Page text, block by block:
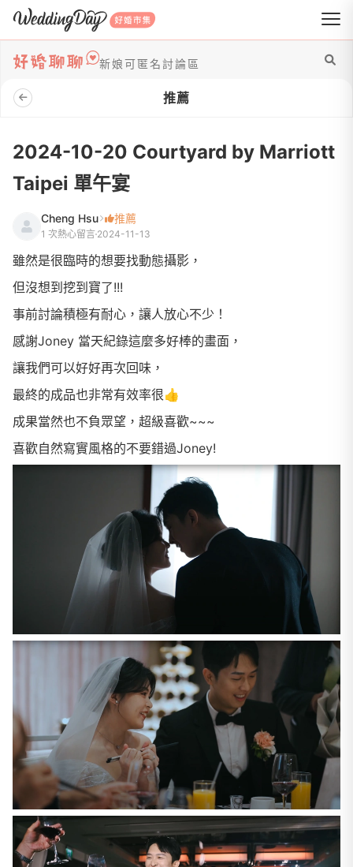
WeddingDay 好婚市集
新娘可匿名討論區
推薦
2024-10-20 Courtyard by Marriott
Taipei 單午宴
Cheng Hsu 推薦
1 次熱心留言 2024-11-13
雖然是很臨時的想要找動態攝影，
但沒想到挖到寶了!!!
事前討論積極有耐心，讓人放心不少！
感謝Joney 當天紀錄這麼多好棒的畫面，
讓我們可以好好再次回味，
最終的成品也非常有效率很👍
成果當然也不負眾望，超級喜歡~~~
喜歡自然寫實風格的不要錯過Joney!